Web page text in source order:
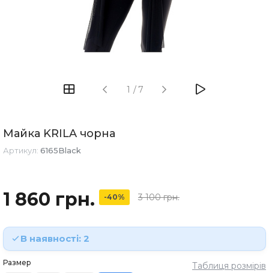
1 / 7
Майка KRILA чорна
Артикул: 6165Black
1 860 грн. -40% 3 100 грн.
В наявності: 2
Размер Таблиця розмірів